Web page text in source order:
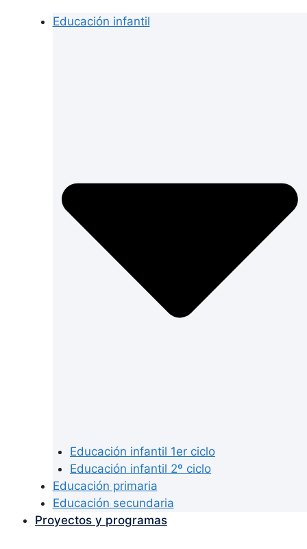
Educación infantil
Educación infantil 1er ciclo
Educación infantil 2º ciclo
Educación primaria
Educación secundaria
Proyectos y programas